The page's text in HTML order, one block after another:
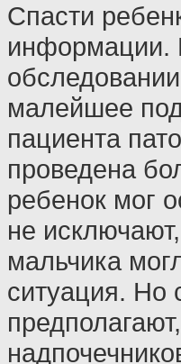
Спасти
малейшее
пациента
проведена
ребенок мог
не
мальчика
ситуация. Но